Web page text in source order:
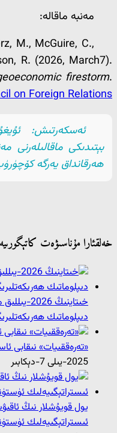
مەنبە ماقالە:
M., McGuire, C.,
R. (2026, March7).
firestorm.
on Foreign Relations
ئەسكەرتىش:
بېتىدىكى ماقالىلەرنى
ھەرقانداق يەرگە
خەلقئارا مۇناسىۋەت
خىتاينىڭ
دىپلوماتىك
«تەرەققىيات» نىقابى
2025-يىلى 7-دېكابىر
يول قويۇشلار نىڭ
ئىستراتېگىيەلىك